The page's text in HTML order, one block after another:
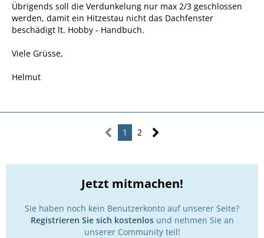
Übrigends soll die Verdunkelung nur max 2/3 geschlossen
werden, damit ein Hitzestau nicht das Dachfenster
beschädigt lt. Hobby - Handbuch.
Viele Grüsse,
Helmut
1 2
Jetzt mitmachen!
Sie haben noch kein Benutzerkonto auf unserer Seite?
Registrieren Sie sich kostenlosund nehmen Sie an
unserer Community teil!